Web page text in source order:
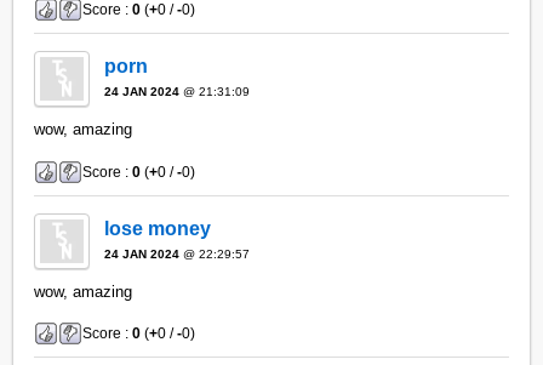
Score :0 (+0 /-0)
porn
24 JAN 2024 @ 21:31:09
wow, amazing
Score :0 (+0 /-0)
lose money
24 JAN 2024 @ 22:29:57
wow, amazing
Score :0 (+0 /-0)